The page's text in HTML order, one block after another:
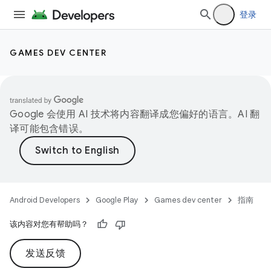
登录
GAMES DEV CENTER
Google 会使用 AI 技术将内容翻译成您偏好的语言。AI 翻
译可能包含错误。
Android Developers Google Play Games dev center 指南
该内容对您有帮助吗？
发送反馈